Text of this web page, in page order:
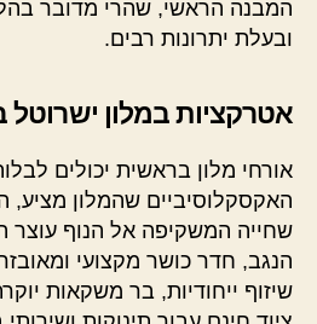
המבנה הראשי, שהרי מדובר
ובעלת יתרונות רבים.
אטרקציות במלון
אורחי מלון בראשית יכולים
האקסקלוסיביים שהמלון מציע,
שחייה המשקיפה אל הנוף
הנגב, חדר כושר מקצועי
שיזוף ייחודיות, בר משקאות